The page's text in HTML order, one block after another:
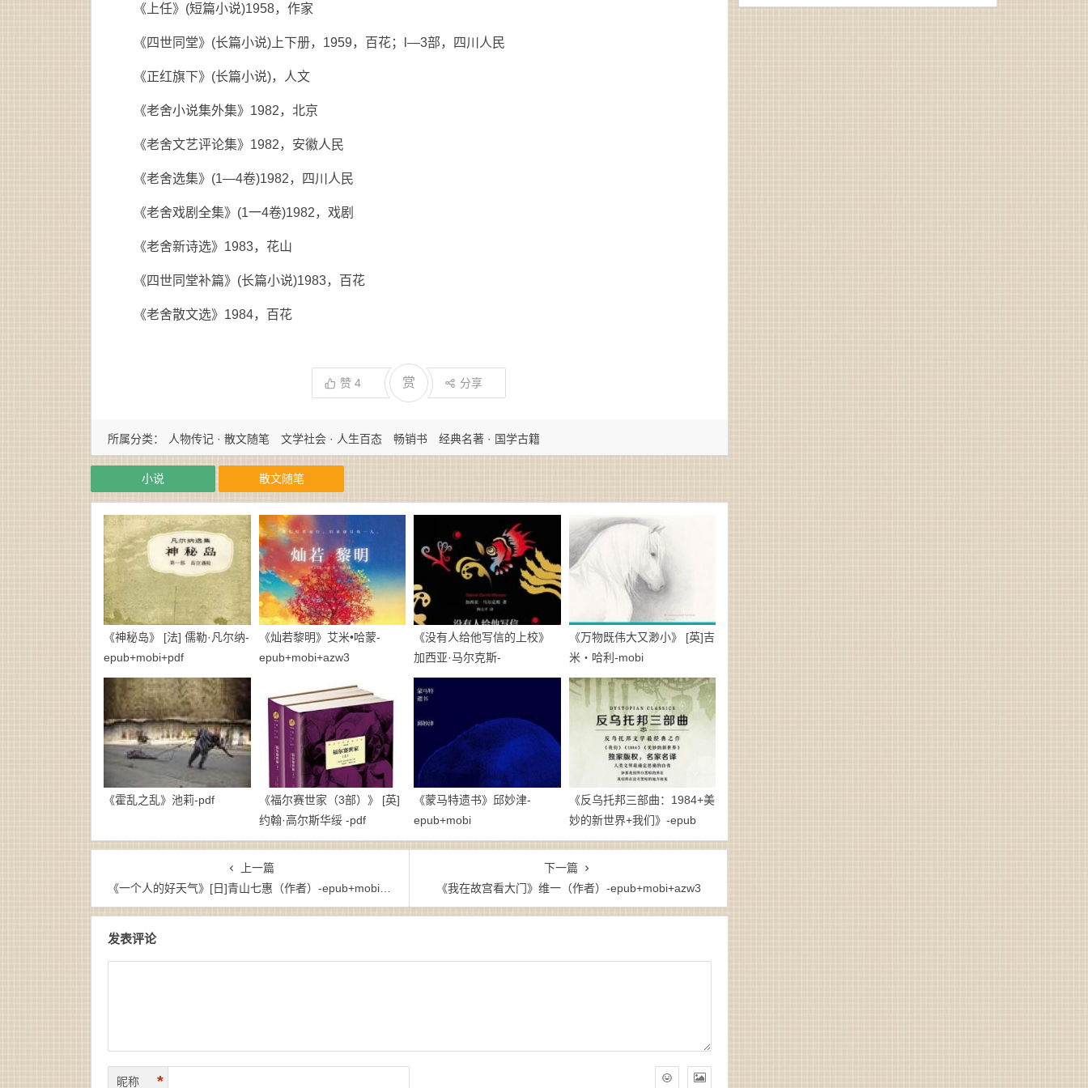
《上任》(短篇小说)1958，作家
《四世同堂》(长篇小说)上下册，1959，百花；l—3部，四川人民
《正红旗下》(长篇小说)，人文
《老舍小说集外集》1982，北京
《老舍文艺评论集》1982，安徽人民
《老舍选集》(1—4卷)1982，四川人民
《老舍戏剧全集》(1一4卷)1982，戏剧
《老舍新诗选》1983，花山
《四世同堂补篇》(长篇小说)1983，百花
《老舍散文选》1984，百花
赞 4 赏 分享
所属分类： 人物传记 · 散文随笔 文学社会 · 人生百态 畅销书 经典名著 · 国学古籍
小说 散文随笔
《神秘岛》 [法] 儒勒·凡尔纳-
epub+mobi+pdf
《灿若黎明》艾米•哈蒙-
epub+mobi+azw3
《没有人给他写信的上校》
加西亚·马尔克斯-
epub+mobi+azw3
《万物既伟大又渺小》 [英]吉
米・哈利-mobi
《霍乱之乱》池莉-pdf
《福尔赛世家（3部）》 [英]
约翰·高尔斯华绥 -pdf
《蒙马特遗书》邱妙津-
epub+mobi
《反乌托邦三部曲：1984+美
妙的新世界+我们》-epub
上一篇
《一个人的好天气》[日]青山七惠（作者）-epub+mobi+azw3
下一篇
《我在故宫看大门》维一（作者）-epub+mobi+azw3
发表评论
昵称 *